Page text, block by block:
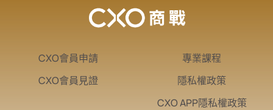
CXO會員申請
CXO會員見證
專業課程
隱私權政策
CXO APP隱私權政策